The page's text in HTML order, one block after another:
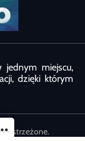
jednym miejscu,
dzięki którym
zastrzeżone.